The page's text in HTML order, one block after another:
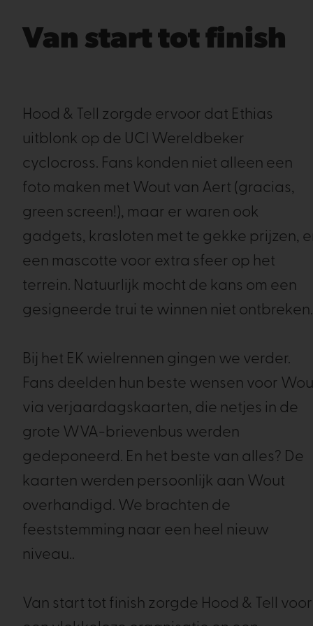
Van start tot finish
Hood & Tell zorgde ervoor dat Ethias
uitblonk op de UCI Wereldbeker
cyclocross. Fans konden niet alleen een
foto maken met Wout van Aert (gracias,
green screen!), maar er waren ook
gadgets, krasloten met te gekke prijzen,
een mascotte voor extra sfeer op het
terrein. Natuurlijk mocht de kans om een
gesigneerde trui te winnen niet ontbreken.
Bij het EK wielrennen gingen we verder.
Fans deelden hun beste wensen voor
via verjaardagskaarten, die netjes in de
grote WVA-brievenbus werden
gedeponeerd. En het beste van alles? De
kaarten werden persoonlijk aan Wout
overhandigd. We brachten de
feeststemming naar een heel nieuw
niveau..
Van start tot finish zorgde Hood & Tell voor